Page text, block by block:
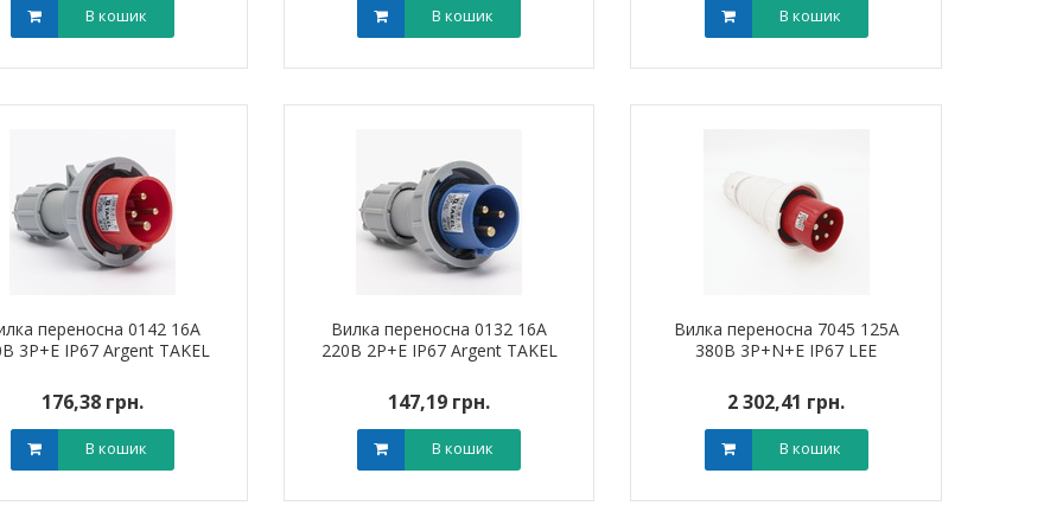
NIK 2300
В кошик В кошик
В кошик В кошик В кошик
переносна 0142 16А
3Р+Е IP67 Argent TAKEL
176,38 грн.
В кошик
Вилка переносна 0132 16А
220В 2Р+Е IP67 Argent TAKEL
147,19 грн.
В кошик
Вилка переносна 7045 125А
380В 3Р+N+Е IP67 LEE
2 302,41 грн.
В кошик